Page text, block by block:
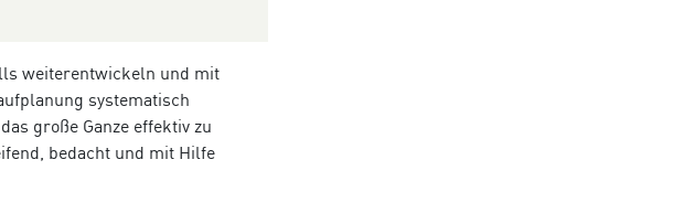
weiterentwickeln und mit
systematisch
große Ganze effektiv zu
bedacht und mit Hilfe